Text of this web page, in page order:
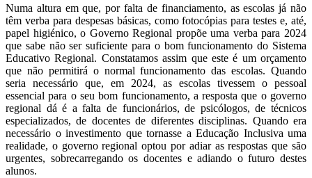
Numa altura em que, por falta de financiamento, as escolas já não
têm verba para despesas básicas, como fotocópias para testes e, até,
papel higiénico, o Governo Regional propõe uma verba para 2024
que sabe não ser suficiente para o bom funcionamento do Sistema
Educativo Regional. Constatamos assim que este é um orçamento
que não permitirá o normal funcionamento das escolas. Quando
seria necessário que, em 2024, as escolas tivessem o pessoal
essencial para o seu bom funcionamento, a resposta que o governo
regional dá é a falta de funcionários, de psicólogos, de técnicos
especializados, de docentes de diferentes disciplinas. Quando era
necessário o investimento que tornasse a Educação Inclusiva uma
realidade, o governo regional optou por adiar as respostas que são
urgentes, sobrecarregando os docentes e adiando o futuro destes
alunos.